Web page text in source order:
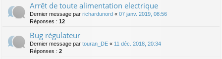
Arrêt de toute alimentation electrique
Dernier message par richardunord « 07 janv. 2019, 08:56
Réponses : 12
Bug régulateur
Dernier message par touran_DE « 11 déc. 2018, 20:34
Réponses : 2